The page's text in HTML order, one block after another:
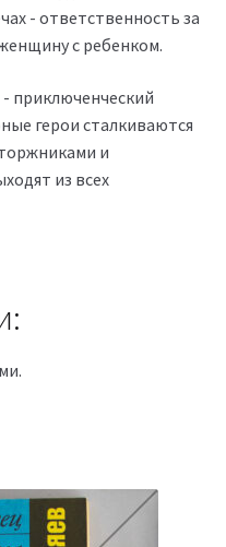
- ответственность за
с ребенком.
приключенческий
герои сталкиваются
и
из всех